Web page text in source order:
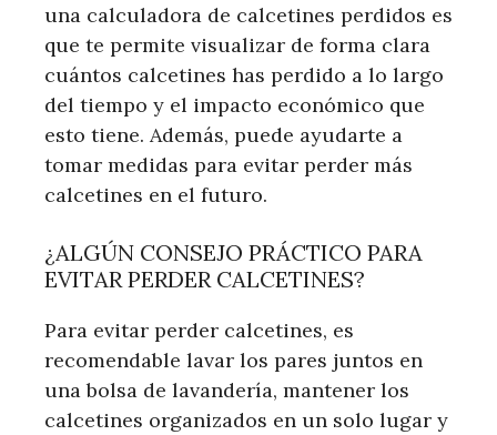
una calculadora de calcetines perdidos es
que te permite visualizar de forma clara
cuántos calcetines has perdido a lo largo
del tiempo y el impacto económico que
esto tiene. Además, puede ayudarte a
tomar medidas para evitar perder más
calcetines en el futuro.
¿ALGÚN CONSEJO PRÁCTICO PARA
EVITAR PERDER CALCETINES?
Para evitar perder calcetines, es
recomendable lavar los pares juntos en
una bolsa de lavandería, mantener los
calcetines organizados en un solo lugar y